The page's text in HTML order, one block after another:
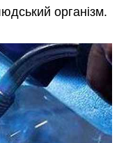
організм.